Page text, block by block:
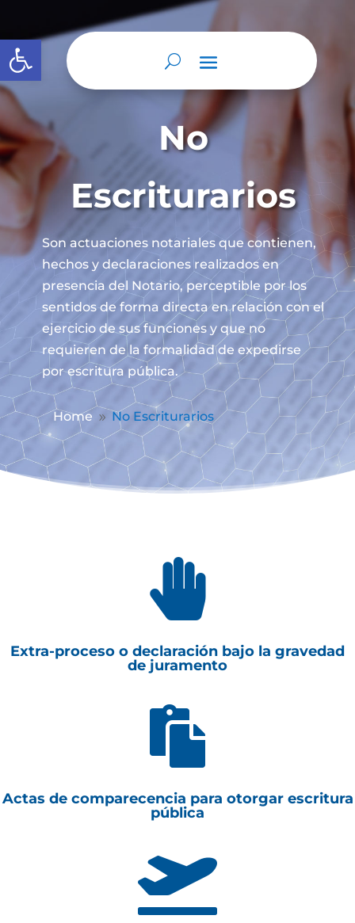
Abrir barra de herramientas
No
Escriturarios
Son actuaciones notariales que contienen,
hechos y declaraciones realizados en
presencia del Notario, perceptible por los
sentidos de forma directa en relación con el
ejercicio de sus funciones y que no
requieren de la formalidad de expedirse
por escritura pública.
Home 9 No Escriturarios

Extra-proceso o declaración bajo la gravedad
de juramento

Actas de comparecencia para otorgar escritura
pública
